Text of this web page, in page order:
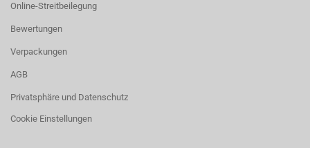
Online-Streitbeilegung
Bewertungen
Verpackungen
AGB
Privatsphäre und Datenschutz
Cookie Einstellungen